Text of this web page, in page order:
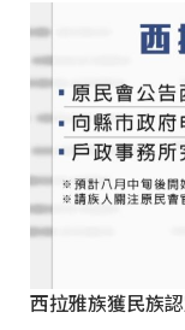
西拉雅族獲民族